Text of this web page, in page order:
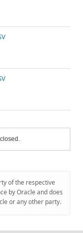
of the respective
by Oracle and does
or any other party.